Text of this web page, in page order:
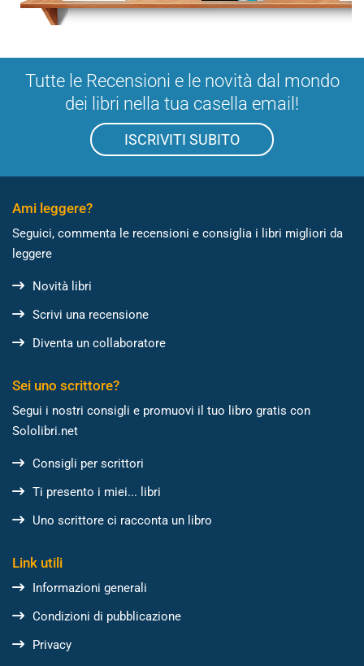
Tutte le Recensioni e le novità dal mondo
dei libri nella tua casella email!
ISCRIVITI SUBITO
Ami leggere?
Seguici, commenta le recensioni e consiglia i libri migliori da
leggere
Novità libri
Scrivi una recensione
Diventa un collaboratore
Sei uno scrittore?
Segui i nostri consigli e promuovi il tuo libro gratis con
Sololibri.net
Consigli per scrittori
Ti presento i miei... libri
Uno scrittore ci racconta un libro
Link utili
Informazioni generali
Condizioni di pubblicazione
Privacy